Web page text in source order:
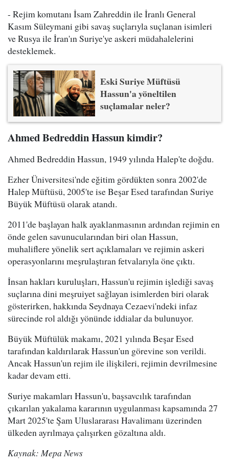
- Rejim komutanı İsam Zahreddin ile İranlı General
Kasım Süleymani gibi savaş suçlarıyla suçlanan isimleri
ve Rusya ile İran'ın Suriye'ye askeri müdahalelerini
desteklemek.
Eski Suriye Müftüsü
Hassun'a yöneltilen
suçlamalar neler?
Ahmed Bedreddin Hassun kimdir?
Ahmed Bedreddin Hassun, 1949 yılında Halep'te doğdu.
Ezher Üniversitesi'nde eğitim gördükten sonra 2002'de
Halep Müftüsü, 2005'te ise Beşar Esed tarafından Suriye
Büyük Müftüsü olarak atandı.
2011'de başlayan halk ayaklanmasının ardından rejimin en
önde gelen savunucularından biri olan Hassun,
muhaliflere yönelik sert açıklamaları ve rejimin askeri
operasyonlarını meşrulaştıran fetvalarıyla öne çıktı.
İnsan hakları kuruluşları, Hassun'u rejimin işlediği savaş
suçlarına dini meşruiyet sağlayan isimlerden biri olarak
gösterirken, hakkında Seydnaya Cezaevi'ndeki infaz
sürecinde rol aldığı yönünde iddialar da bulunuyor.
Büyük Müftülük makamı, 2021 yılında Beşar Esed
tarafından kaldırılarak Hassun'un görevine son verildi.
Ancak Hassun'un rejim ile ilişkileri, rejimin devrilmesine
kadar devam etti.
Suriye makamları Hassun'u, başsavcılık tarafından
çıkarılan yakalama kararının uygulanması kapsamında 27
Mart 2025'te Şam Uluslararası Havalimanı üzerinden
ülkeden ayrılmaya çalışırken gözaltına aldı.
Kaynak: Mepa News